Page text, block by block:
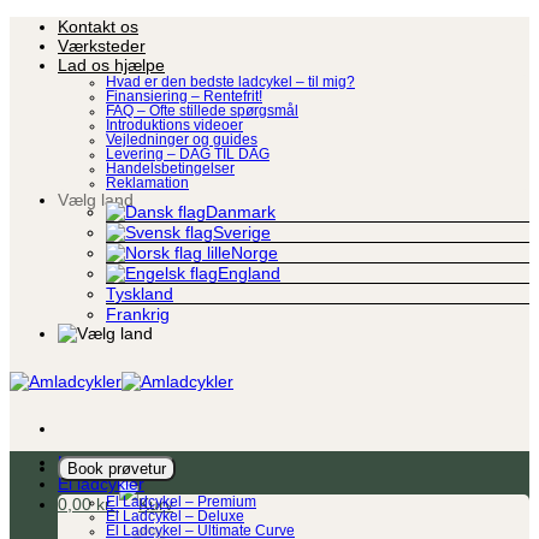
Fortsæt
indhold
Kontakt os
Værksteder
Lad os hjælpe
Hvad er den bedste ladcykel – til mig?
Finansiering – Rentefrit!
FAQ – Ofte stillede spørgsmål
Introduktions videoer
Vejledninger og guides
Levering – DAG TIL DAG
Handelsbetingelser
Reklamation
Vælg land
Danmark
Sverige
Norge
England
Tyskland
Frankrig
Book prøvetur
0,00kr.
Ladcykel
El ladcykler
El Ladcykel – Premium
El Ladcykel – Deluxe
El Ladcykel – Ultimate Curve